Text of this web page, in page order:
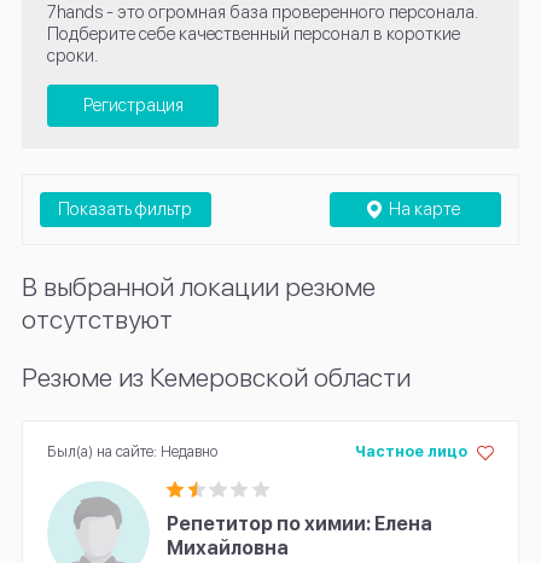
7hands - это огромная база проверенного персонала.
Подберите себе качественный персонал в короткие
сроки.
Регистрация
На карте
Показать фильтр
В выбранной локации резюме
отсутствуют
Резюме из Кемеровской области
Репетитор по химии: Елена
Михайловна
Частное лицо
Был(а) на сайте: Недавно